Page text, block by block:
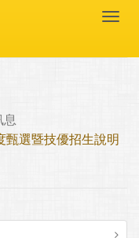
息
甄選暨技優招生說明